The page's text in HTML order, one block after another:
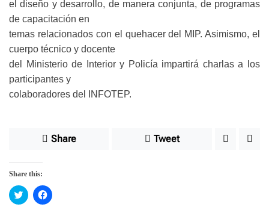
el diseño y desarrollo, de manera conjunta, de programas
de capacitación en
temas relacionados con el quehacer del MIP. Asimismo, el
cuerpo técnico y docente
del Ministerio de Interior y Policía impartirá charlas a los
participantes y
colaboradores del INFOTEP.
Share Tweet
Share this:
C
l
C
l